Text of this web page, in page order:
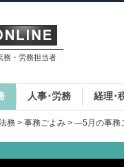
務・労務担当者
人事･労務 経理･
務 > 事務ごよみ > ―5月の事務